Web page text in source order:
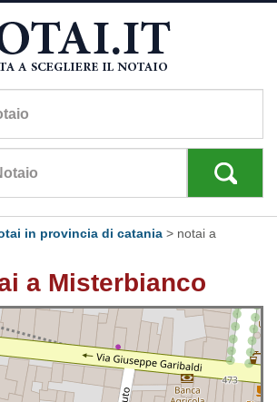
in provincia di catania > notai a
a Misterbianco